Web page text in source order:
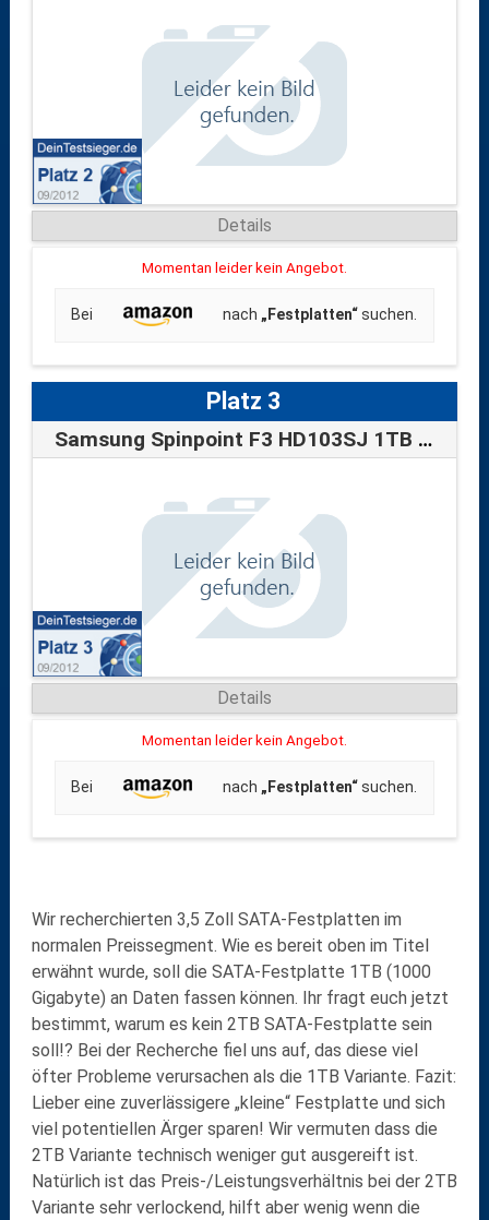
Details
Momentan leider kein Angebot.
Bei nach „Festplatten“suchen.
Platz 3
Samsung Spinpoint F3 HD103SJ 1TB 8,9 cm …
Details
Momentan leider kein Angebot.
Bei nach „Festplatten“suchen.
Wir recherchierten 3,5 Zoll SATA-Festplatten im
normalen Preissegment. Wie es bereit oben im Titel
erwähnt wurde, soll die SATA-Festplatte 1TB (1000
Gigabyte) an Daten fassen können. Ihr fragt euch jetzt
bestimmt, warum es kein 2TB SATA-Festplatte sein
soll!? Bei der Recherche fiel uns auf, das diese viel
öfter Probleme verursachen als die 1TB Variante. Fazit:
Lieber eine zuverlässigere „kleine“ Festplatte und sich
viel potentiellen Ärger sparen! Wir vermuten dass die
2TB Variante technisch weniger gut ausgereift ist.
Natürlich ist das Preis-/Leistungsverhältnis bei der 2TB
Variante sehr verlockend, hilft aber wenig wenn die